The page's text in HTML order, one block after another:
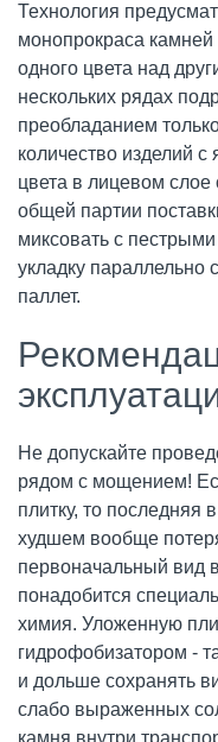
Технология
монопрокраса
одного цвета над
нескольких рядах
преобладанием
количество изделий
цвета в лицевом слое
общей партии
миксовать с
укладку параллельно
паллет.
Не допускайте
рядом с мощением!
плитку, то последняя
худшем вообще
первоначальный вид
понадобится
химия. Уложенную
гидрофобизатором -
и дольше сохранять
слабо выраженных
камня внутри